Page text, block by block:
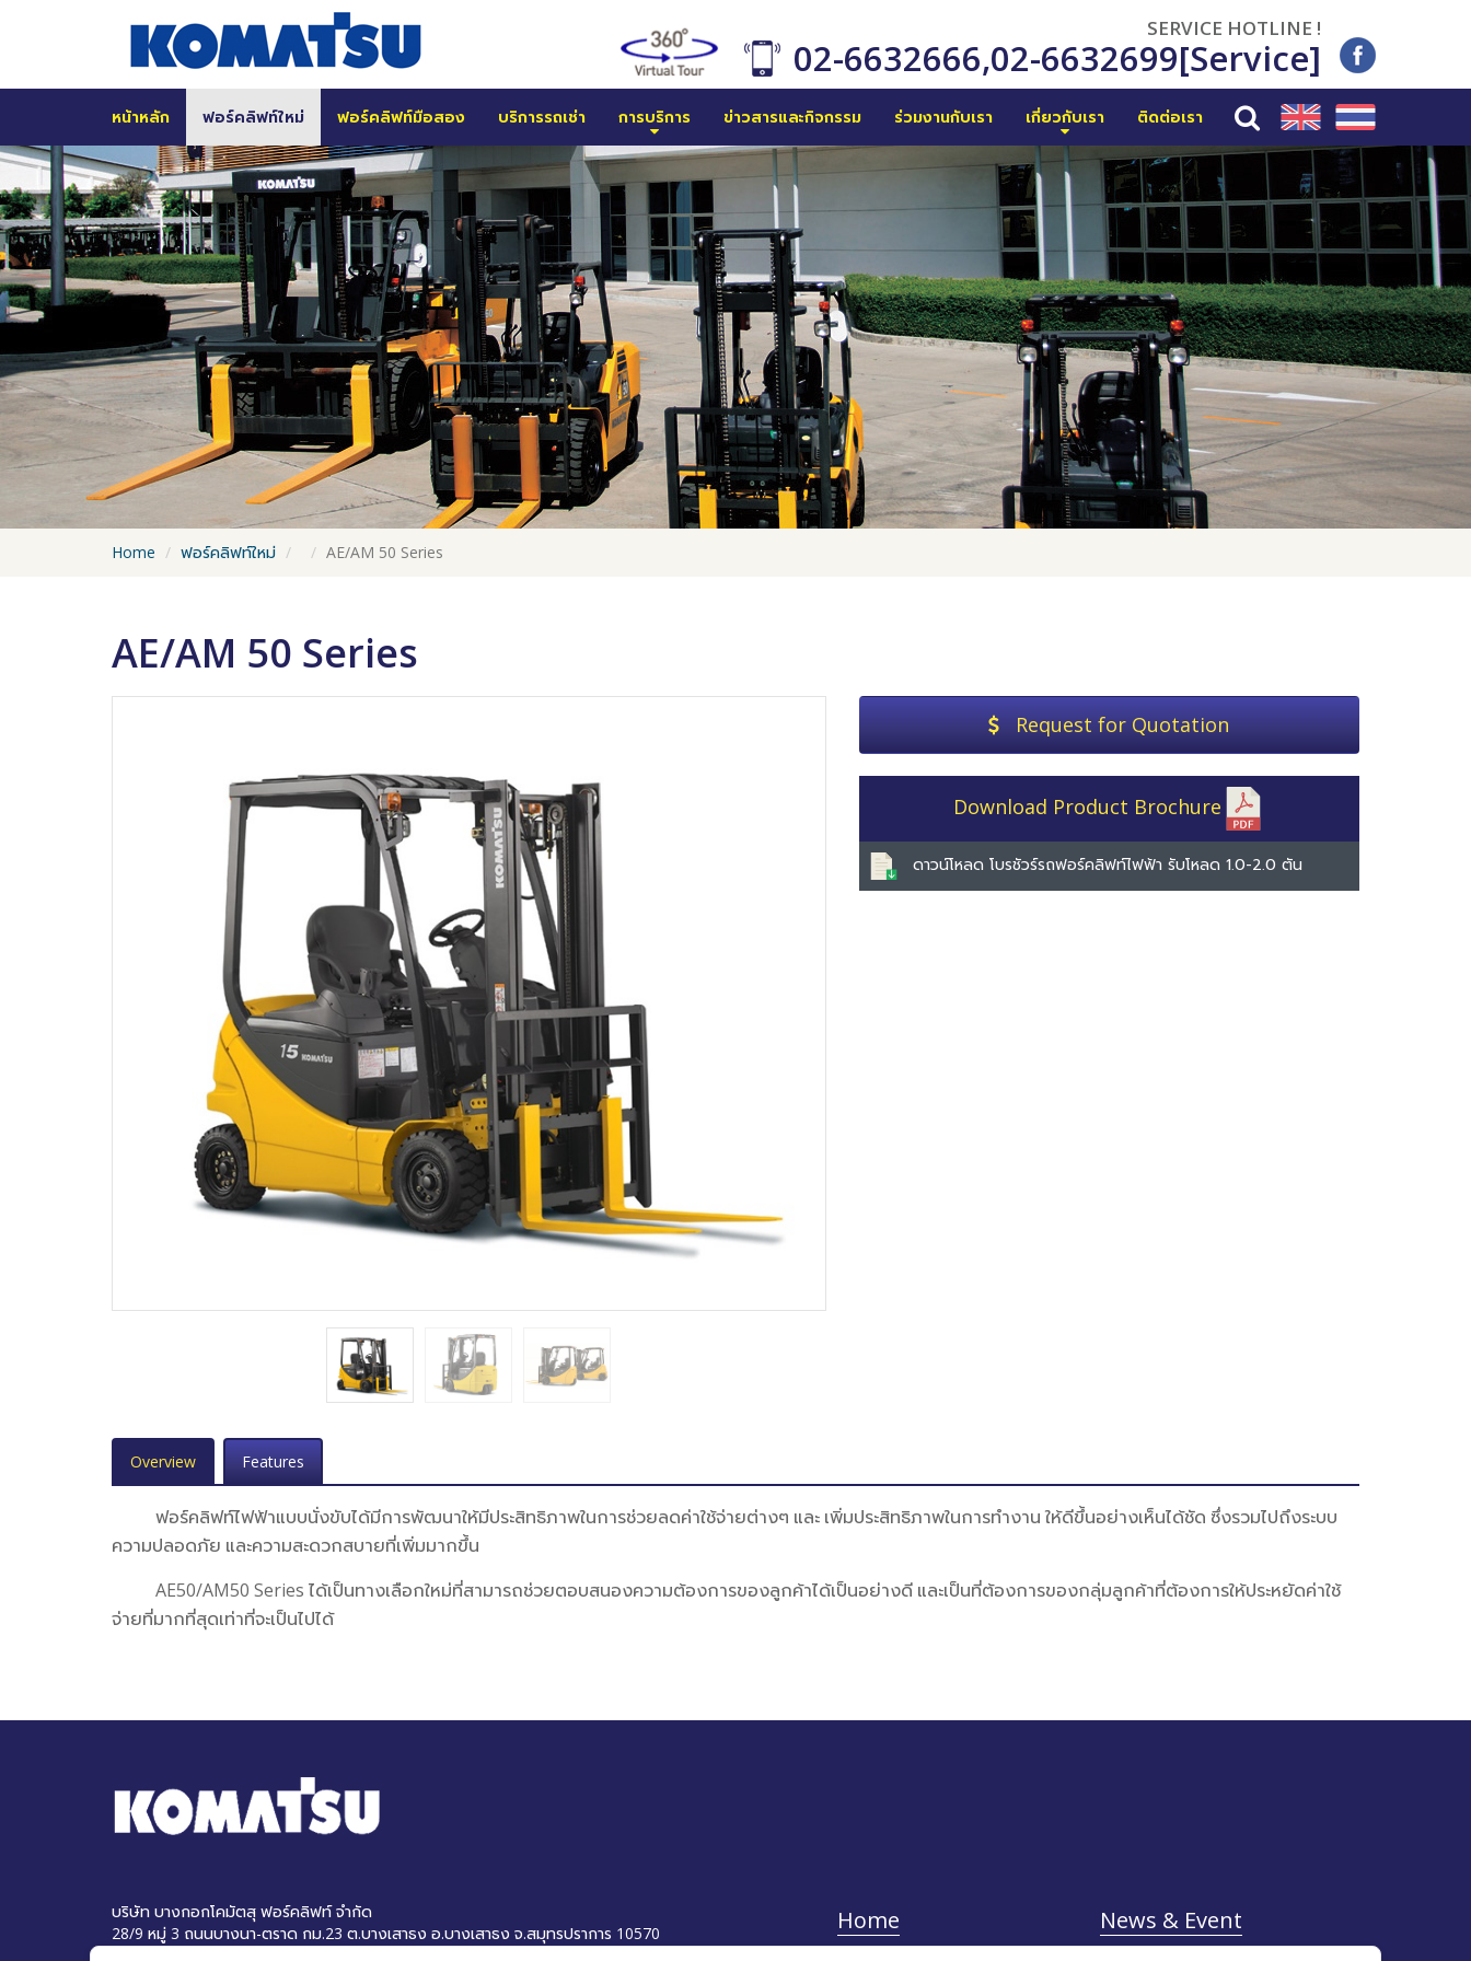
SERVICE HOTLINE !
02-6632666,02-6632699[Service]
หน้าหลัก ฟอร์คลิฟท์ใหม่ ฟอร์คลิฟท์มือสอง บริการรถเช่า การบริการ ข่าวสารและกิจกรรม ร่วมงานกับเรา เกี่ยวกับเรา ติดต่อเรา
Home ฟอร์คลิฟท์ใหม่ AE/AM 50 Series
AE/AM 50 Series
Request for Quotation
Download Product Brochure
ดาวน์โหลด โบรชัวร์รถฟอร์คลิฟท์ไฟฟ้า รับโหลด 1.0-2.0 ตัน
Overview Features
ฟอร์คลิฟท์ไฟฟ้าแบบนั่งขับได้มีการพัฒนาให้มีประสิทธิภาพในการช่วยลดค่าใช้จ่ายต่างๆ และ เพิ่มประสิทธิภาพในการทำงาน ให้ดีขึ้นอย่างเห็นได้ชัด ซึ่งรวมไปถึงระบบ
ความปลอดภัย และความสะดวกสบายที่เพิ่มมากขึ้น
AE50/AM50 Series ได้เป็นทางเลือกใหม่ที่สามารถช่วยตอบสนองความต้องการของลูกค้าได้เป็นอย่างดี และเป็นที่ต้องการของกลุ่มลูกค้าที่ต้องการให้ประหยัดค่าใช้
จ่ายที่มากที่สุดเท่าที่จะเป็นไปได้
บริษัท บางกอกโคมัตสุ ฟอร์คลิฟท์ จำกัด
28/9 หมู่ 3 ถนนบางนา-ตราด กม.23 ต.บางเสาธง อ.บางเสาธง จ.สมุทรปราการ 10570
Home
News & Event